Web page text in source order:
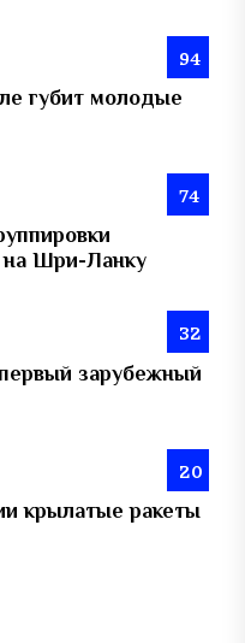
94
губит молодые
74
на Шри-Ланку
32
зарубежный
20
крылатые ракеты